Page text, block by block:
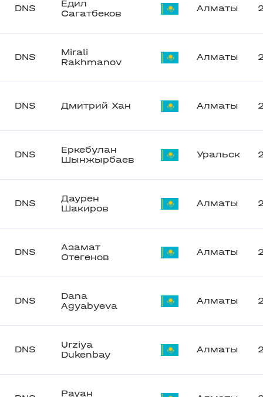
DNS
Едил
Сагатбеков
Алматы
DNS
Mirali
Rakhmanov
Алматы
DNS Дмитрий Хан Алматы
DNS
Еркебулан
Шынжырбаев
Уральск
DNS
Даурен
Шакиров
Алматы
DNS
Азамат
Отегенов
Алматы
DNS
Dana
Agyabyeva
Алматы
DNS
Urziya
Dukenbay
Алматы
Рауан